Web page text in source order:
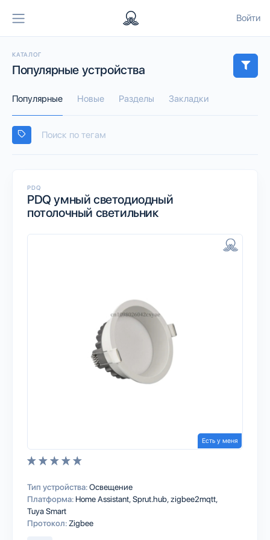
Войти
КАТАЛОГ
Популярные устройства
Популярные Новые Разделы Закладки
PDQ
PDQ умный светодиодный
потолочный светильник
Есть у меня
Тип устройства:Освещение
Платформа: Home AssistantSprut.hubzigbee2mqtt
Tuya Smart
Протокол: Zigbee